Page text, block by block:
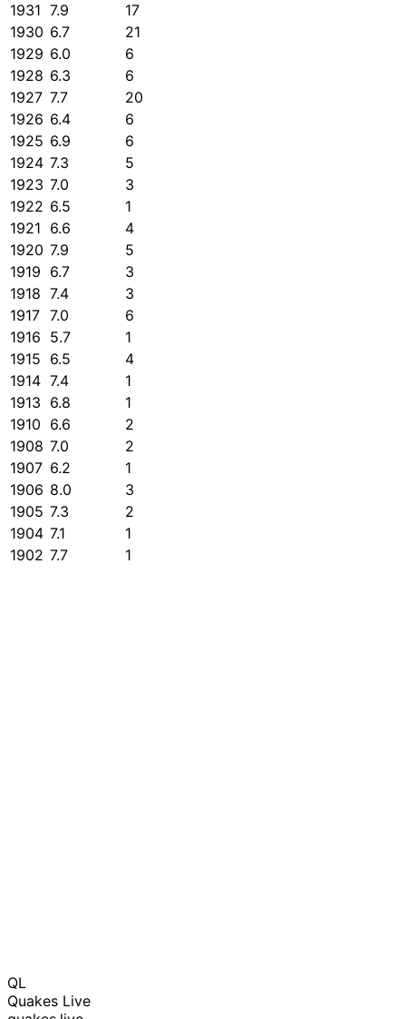
1931 7.9
17
1930 6.7
21
1929 6.0
6
1928 6.3
6
1927 7.7
20
1926 6.4
6
1925 6.9
6
1924 7.3
5
1923 7.0
3
1922 6.5
1
1921 6.6
4
1920 7.9
5
1919 6.7
3
1918 7.4
3
1917 7.0
6
1916 5.7
1
1915 6.5
4
1914 7.4
1
1913 6.8
1
1910 6.6
2
1908 7.0
2
1907 6.2
1
1906 8.0
3
1905 7.3
2
1904 7.1
1
1902 7.7 1
QL
Quakes Live